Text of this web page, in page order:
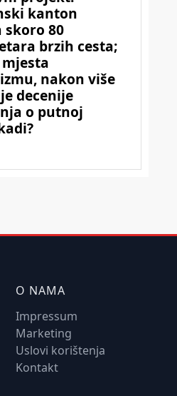
O NAMA
Impressum
Marketing
Uslovi korištenja
Kontakt